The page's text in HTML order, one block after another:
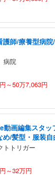
護師/療養型病
病院
～50万7,063円
動画編集スタ
め/髪型・服装
トトリガー
～32万円